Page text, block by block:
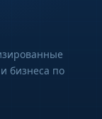
бизнеса по